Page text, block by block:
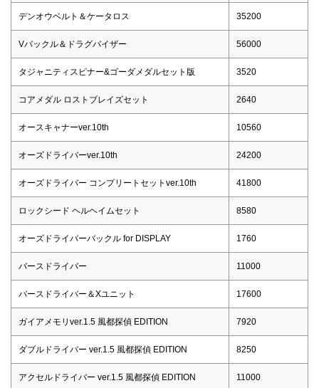
デンオウベルト＆ケータロス 35200
Vバックル＆ドラグバイザー 56000
タジャニティスピナー&ゴーダメダルセット版 3520
コアメダル ロストブレイズセット 2640
オースキャナーver.10th 10560
オーズドライバーver.10th 24200
オーズドライバー コンプリートセットver.10th 41800
ロックシード ヘルヘイムセット 8580
オーズドライバーバックル for DISPLAY 1760
バースドライバー 11000
バースドライバー＆Xユニット 17600
ガイアメモリver.1.5 風都探偵 EDITION 7920
ダブルドライバー ver.1.5 風都探偵 EDITION 8250
アクセルドライバー ver.1.5 風都探偵 EDITION 11000